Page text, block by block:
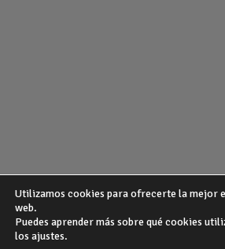
¿QUIENES SOMOS? POLITICA DE
Utilizamos cookies para ofrecerte la mejor
web.
Puedes aprender más sobre qué cookies
los ajustes.